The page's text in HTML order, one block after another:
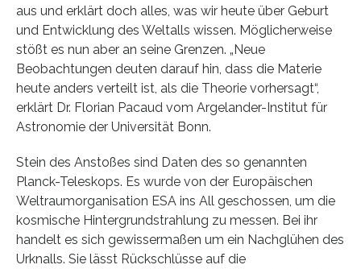
aus und erklärt doch alles, was wir heute über Geburt
und Entwicklung des Weltalls wissen. Möglicherweise
stößt es nun aber an seine Grenzen. „Neue
Beobachtungen deuten darauf hin, dass die Materie
heute anders verteilt ist, als die Theorie vorhersagt“,
erklärt Dr. Florian Pacaud vom Argelander-Institut für
Astronomie der Universität Bonn.
Stein des Anstoßes sind Daten des so genannten
Planck-Teleskops. Es wurde von der Europäischen
Weltraumorganisation ESA ins All geschossen, um die
kosmische Hintergrundstrahlung zu messen. Bei ihr
handelt es sich gewissermaßen um ein Nachglühen des
Urknalls. Sie lässt Rückschlüsse auf die